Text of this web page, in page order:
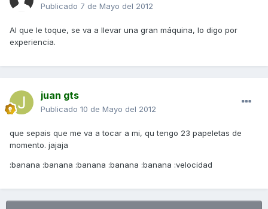
Publicado 7 de Mayo del 2012
Al que le toque, se va a llevar una gran máquina, lo digo por
experiencia.
juan gts
Publicado 10 de Mayo del 2012
que sepais que me va a tocar a mi, qu tengo 23 papeletas de
momento. jajaja
:banana :banana :banana :banana :banana :velocidad